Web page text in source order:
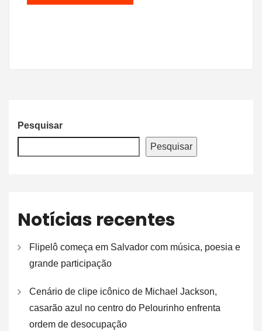
Pesquisar
Pesquisar
Notícias recentes
Flipelô começa em Salvador com música, poesia e
grande participação
Cenário de clipe icônico de Michael Jackson,
casarão azul no centro do Pelourinho enfrenta
ordem de desocupação